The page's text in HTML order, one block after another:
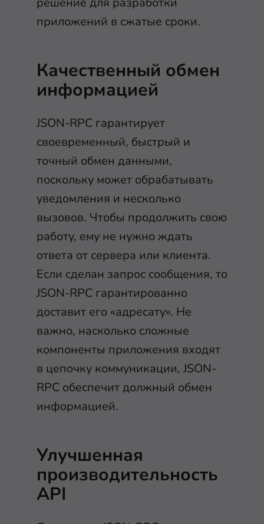
приложений в сжатые сроки.
Качественный обмен
информацией
JSON-RPC гарантирует
своевременный, быстрый и
точный обмен данными,
поскольку может обрабатывать
уведомления и несколько
вызовов. Чтобы продолжить свою
работу, ему не нужно ждать
ответа от сервера или клиента.
Если сделан запрос сообщения, то
JSON-RPC гарантированно
доставит его «адресату». Не
важно, насколько сложные
компоненты приложения входят
в цепочку коммуникации, JSON-
RPC обеспечит должный обмен
информацией.
Улучшенная
производительность
API